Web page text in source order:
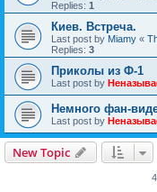
Replies: 1
Киев. Встреча.
Last post by Miamy «
Replies: 3
Приколы из Ф-1
Last post by
Немного фан-
Last post by
New Topic